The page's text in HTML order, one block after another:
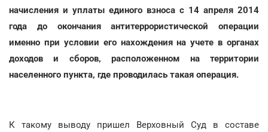
начисления и уплаты единого взноса с 14 апреля 2014
года до окончания антитеррористической операции
именно при условии его нахождения на учете в органах
доходов и сборов, расположенном на территории
населенного пункта, где проводилась такая операция.
К такому выводу пришел Верховный Суд в составе